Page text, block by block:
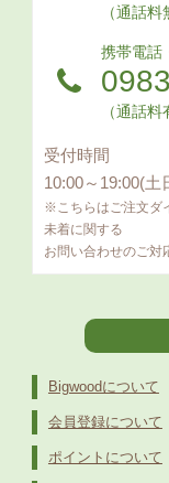
（通話料
携帯電話
（通話料
受付時間
10:00～19:00(土
※こちらはご注文ダ
未着に関する
お問い合わせのご対
Bigwoodについて
会員登録について
ポイントについて